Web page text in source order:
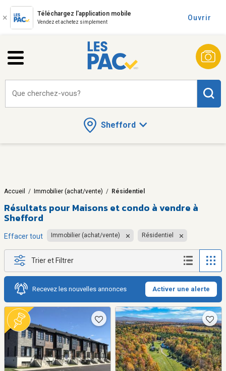
Téléchargez l'application mobile
Vendez et achetez simplement
Ouvrir
Shefford
Que cherchez-vous?
Accueil / Immobilier (achat/vente) / Résidentiel
Résultats pour Maisons et condo à vendre à
Shefford
Effacer tout Immobilier (achat/vente) Résidentiel
Trier et Filtrer
Recevez les nouvelles annonces Activer une alerte